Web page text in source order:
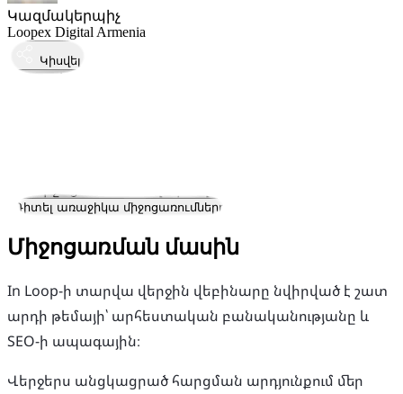
Կազմակերպիչ
Loopex Digital Armenia
Կիսվել
Կայացել է
Դիտել առաջիկա միջոցառումները
Միջոցառման մասին
In Loop-ի տարվա վերջին վեբինարը նվիրված է շատ
արդի թեմայի՝ արհեստական բանականությանը և
SEO-ի ապագային։
Վերջերս անցկացրած հարցման արդյունքում մեր